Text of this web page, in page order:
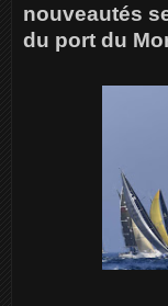
nouveautés
du port du